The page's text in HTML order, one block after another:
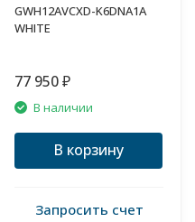
GWH12AVCXD-K6DNA1A
WHITE
77 950 ₽
В наличии
В корзину
Запросить счет